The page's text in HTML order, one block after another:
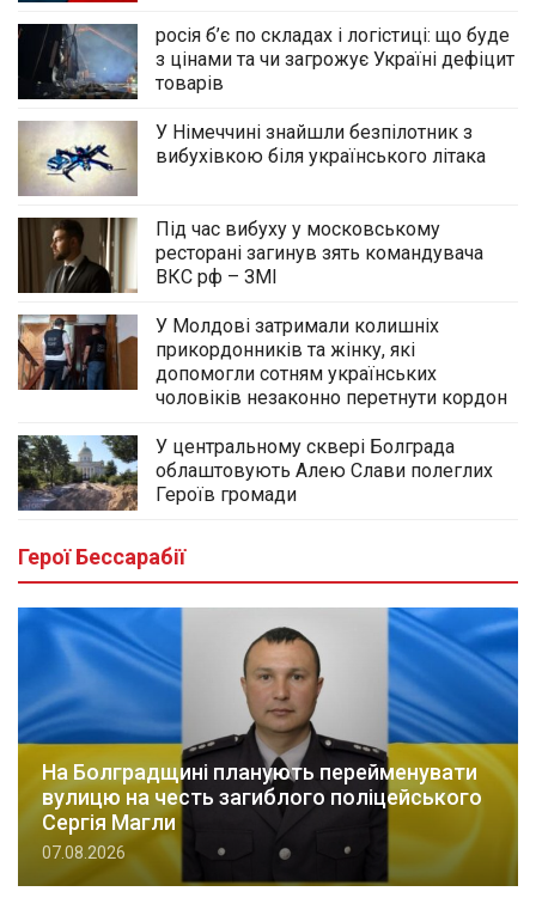
росія б’є по складах і логістиці: що буде
з цінами та чи загрожує Україні дефіцит
товарів
У Німеччині знайшли безпілотник з
вибухівкою біля українського літака
Під час вибуху у московському
ресторані загинув зять командувача
ВКС рф – ЗМІ
У Молдові затримали колишніх
прикордонників та жінку, які
допомогли сотням українських
чоловіків незаконно перетнути кордон
У центральному сквері Болграда
облаштовують Алею Слави полеглих
Героїв громади
Герої Бессарабії
На Болградщині планують перейменувати
вулицю на честь загиблого поліцейського
Сергія Магли
07.08.2026